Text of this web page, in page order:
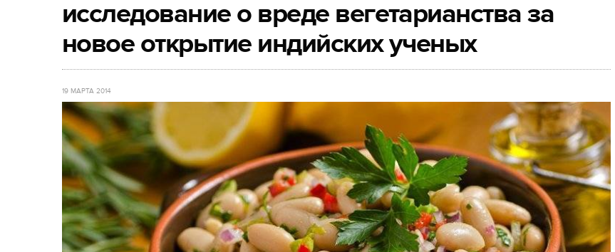
исследование о вреде вегетарианства за
новое открытие индийских ученых
19 МАРТА 2014